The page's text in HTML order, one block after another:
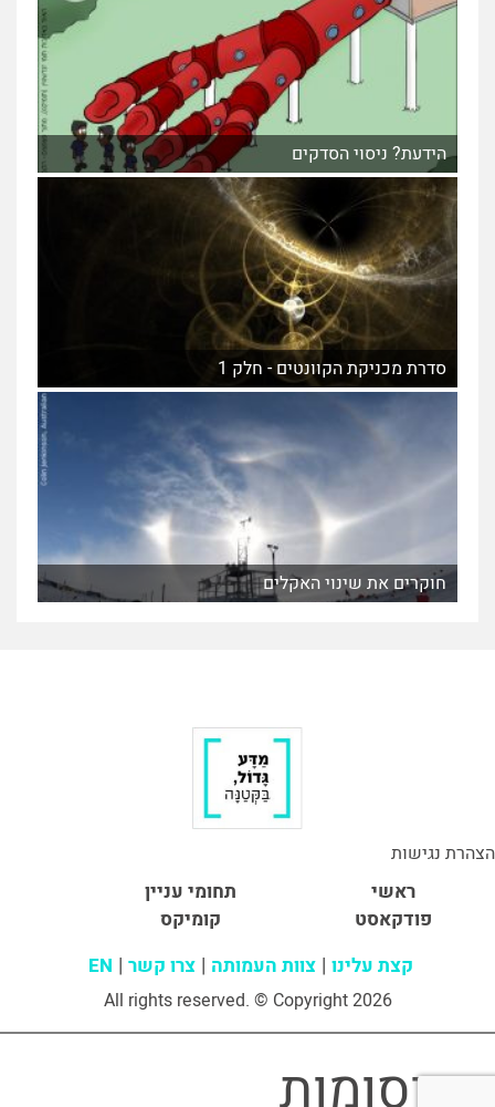
הידעת? ניסוי הסדקים
סדרת מכניקת הקוונטים - חלק 1
חוקרים את שינוי האקלים
הצהרת נגישות
ראשי
תחומי עניין
פודקאסט
קומיקס
קצת עלינו צוות העמותה צרו קשר EN
All rights reserved. © Copyright 2026